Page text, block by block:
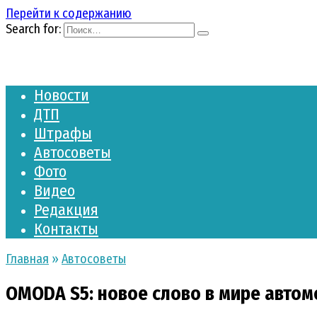
Перейти к содержанию
Search for:
Новости
ДТП
Штрафы
Автосоветы
Фото
Видео
Редакция
Контакты
Главная » Автосоветы
OMODA S5: новое слово в мире